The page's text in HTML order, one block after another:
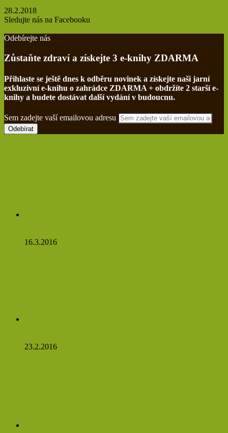
28.2.2018
Sledujte nás na Facebooku
Odebírejte nás
Zůstaňte zdraví a získejte 3 e-knihy ZDARMA
Přihlaste se ještě dnes k odběru novinek a získejte naši jarní
exkluzivní e-knihu o zahrádce ZDARMA + obdržíte 2 starší e-
knihy a budete dostávat další vydání v budoucnu.
Sem zadejte vaší emailovou adresu
16.3.2016
23.2.2016